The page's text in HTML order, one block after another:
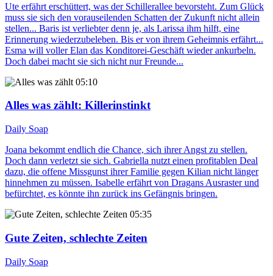
Ute erfährt erschüttert, was der Schillerallee bevorsteht. Zum Glück
muss sie sich den vorauseilenden Schatten der Zukunft nicht allein
stellen... Baris ist verliebter denn je, als Larissa ihm hilft, eine
Erinnerung wiederzubeleben. Bis er von ihrem Geheimnis erfährt...
Esma will voller Elan das Konditorei-Geschäft wieder ankurbeln.
Doch dabei macht sie sich nicht nur Freunde...
05:10
Alles was zählt: Killerinstinkt
Daily Soap
Joana bekommt endlich die Chance, sich ihrer Angst zu stellen.
Doch dann verletzt sie sich. Gabriella nutzt einen profitablen Deal
dazu, die offene Missgunst ihrer Familie gegen Kilian nicht länger
hinnehmen zu müssen. Isabelle erfährt von Dragans Ausraster und
befürchtet, es könnte ihn zurück ins Gefängnis bringen.
05:35
Gute Zeiten, schlechte Zeiten
Daily Soap